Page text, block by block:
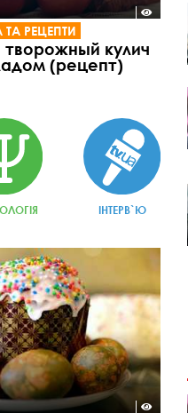
ТА РЕЦЕПТИ
творожный кулич
(рецепт)
ІНТЕРВ`Ю